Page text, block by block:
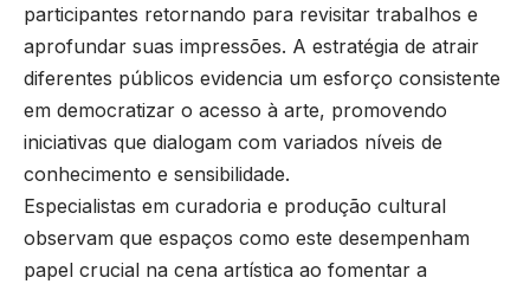
participantes retornando para revisitar trabalhos e
aprofundar suas impressões. A estratégia de atrair
diferentes públicos evidencia um esforço consistente
em democratizar o acesso à arte, promovendo
iniciativas que dialogam com variados níveis de
conhecimento e sensibilidade.
Especialistas em curadoria e produção cultural
observam que espaços como este desempenham
papel crucial na cena artística ao fomentar a